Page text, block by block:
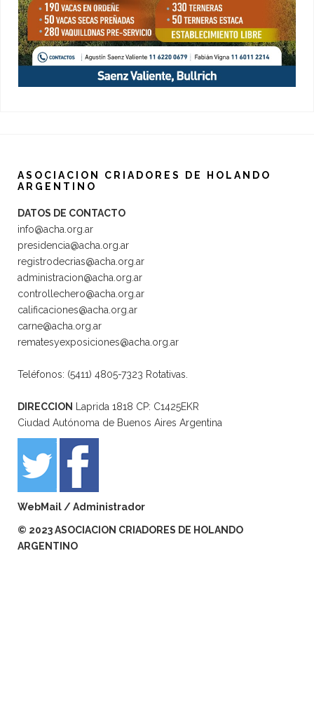
ASOCIACION CRIADORES DE HOLANDO
ARGENTINO
DATOS DE CONTACTO
info@acha.org.ar
presidencia@acha.org.ar
registrodecrias@acha.org.ar
administracion@acha.org.ar
controllechero@acha.org.ar
calificaciones@acha.org.ar
carne@acha.org.ar
rematesyexposiciones@acha.org.ar
Teléfonos: (5411) 4805-7323 Rotativas.
DIRECCION
Laprida 1818 CP: C1425EKR
Ciudad Autónoma de Buenos Aires Argentina
WebMail /Administrador
© 2023 ASOCIACION CRIADORES DE HOLANDO
ARGENTINO